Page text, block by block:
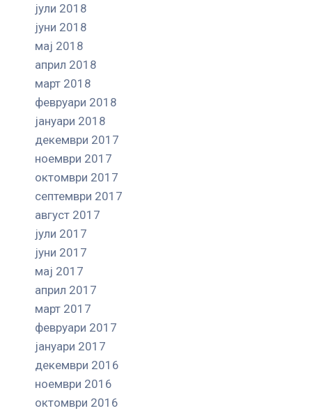
јули 2018
јуни 2018
мај 2018
април 2018
март 2018
февруари 2018
јануари 2018
декември 2017
ноември 2017
октомври 2017
септември 2017
август 2017
јули 2017
јуни 2017
мај 2017
април 2017
март 2017
февруари 2017
јануари 2017
декември 2016
ноември 2016
октомври 2016